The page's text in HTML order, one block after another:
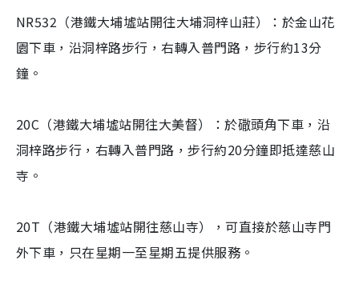
m
e
NR532（港鐵大埔墟站開往大埔洞梓山莊）：於金山花
園下車，沿洞梓路步行，右轉入普門路，步行約13分
鐘。
20C（港鐵大埔墟站開往大美督）：於䃟頭角下車，沿
洞梓路步行，右轉入普門路，步行約20分鐘即抵達慈山
寺。
20T（港鐵大埔墟站開往慈山寺），可直接於慈山寺門
外下車，只在星期一至星期五提供服務。